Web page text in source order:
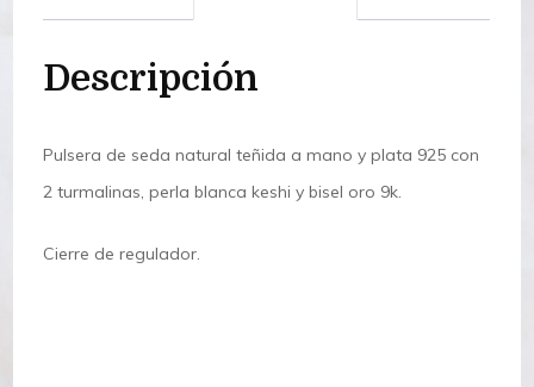
Descripción
Pulsera de seda natural teñida a mano y plata 925 con
2 turmalinas, perla blanca keshi y bisel oro 9k.
Cierre de regulador.